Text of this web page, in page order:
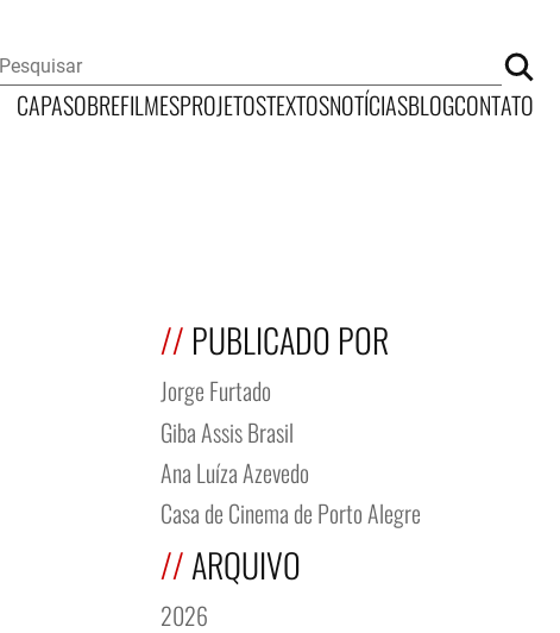
CAPASOBREFILMESPROJETOSTEXTOSNOTÍCIASBLOGCONTATO
PUBLICADO POR
Jorge Furtado
Giba Assis Brasil
Ana Luíza Azevedo
Casa de Cinema de Porto Alegre
ARQUIVO
2026